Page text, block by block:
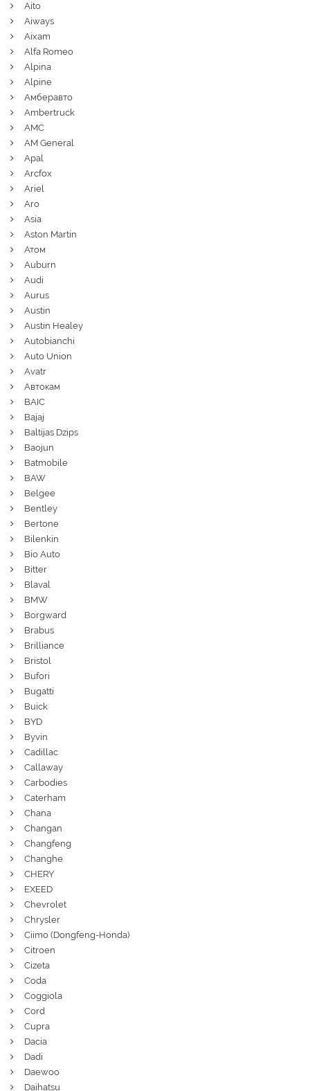
Aito
Aiways
Aixam
Alfa Romeo
Alpina
Alpine
Амберавто
Ambertruck
AMC
AM General
Apal
Arcfox
Ariel
Aro
Asia
Aston Martin
Атом
Auburn
Audi
Aurus
Austin
Austin Healey
Autobianchi
Auto Union
Avatr
Автокам
BAIC
Bajaj
Baltijas Dzips
Baojun
Batmobile
BAW
Belgee
Bentley
Bertone
Bilenkin
Bio Auto
Bitter
Blaval
BMW
Borgward
Brabus
Brilliance
Bristol
Bufori
Bugatti
Buick
BYD
Byvin
Cadillac
Callaway
Carbodies
Caterham
Chana
Changan
Changfeng
Changhe
CHERY
EXEED
Chevrolet
Chrysler
Ciimo (Dongfeng-Honda)
Citroen
Cizeta
Coda
Coggiola
Cord
Cupra
Dacia
Dadi
Daewoo
Daihatsu